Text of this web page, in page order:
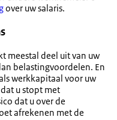
over uw salaris.
meestal deel uit van uw
belastingvoordelen. En
werkkapitaal voor uw
u stopt met
dat u over de
afrekenen met de